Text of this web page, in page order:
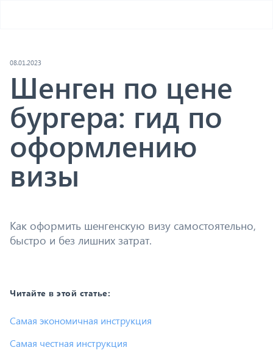
08.01.2023
Шенген по цене
бургера: гид по
оформлению
визы
Как оформить шенгенскую визу самостоятельно,
быстро и без лишних затрат.
Читайте в этой статье:
Самая экономичная инструкция
Самая честная инструкция